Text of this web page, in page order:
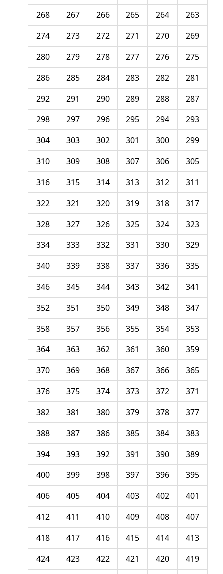
263
264
265
266
267
268
269
270
271
272
273
274
275
276
277
278
279
280
281
282
283
284
285
286
287
288
289
290
291
292
293
294
295
296
297
298
299
300
301
302
303
304
305
306
307
308
309
310
311
312
313
314
315
316
317
318
319
320
321
322
323
324
325
326
327
328
329
330
331
332
333
334
335
336
337
338
339
340
341
342
343
344
345
346
347
348
349
350
351
352
353
354
355
356
357
358
359
360
361
362
363
364
365
366
367
368
369
370
371
372
373
374
375
376
377
378
379
380
381
382
383
384
385
386
387
388
389
390
391
392
393
394
395
396
397
398
399
400
401
402
403
404
405
406
407
408
409
410
411
412
413
414
415
416
417
418
419
420
421
422
423
424